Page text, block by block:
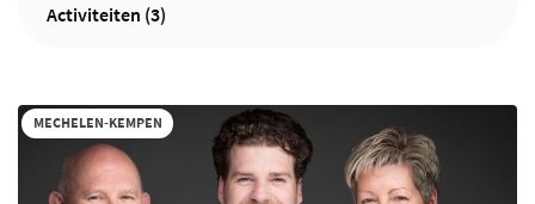
Activiteiten (3)
MECHELEN-KEMPEN